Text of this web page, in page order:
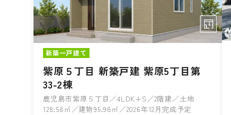
新築一戸建て
紫原５丁目 新築戸建 紫原5丁目第
33-2棟
鹿児島市紫原５丁目／4LDK+S／2階建／土地
128.58㎡／建物95.98㎡／2026年12月完成予定